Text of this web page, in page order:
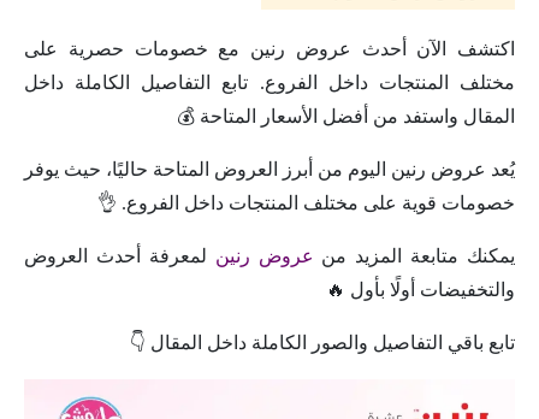
اكتشف الآن أحدث عروض رنين مع خصومات حصرية على
مختلف المنتجات داخل الفروع. تابع التفاصيل الكاملة داخل
المقال واستفد من أفضل الأسعار المتاحة 💰
يُعد عروض رنين اليوم من أبرز العروض المتاحة حاليًا، حيث يوفر
خصومات قوية على مختلف المنتجات داخل الفروع. 👌
يمكنك متابعة المزيد من عروض رنين لمعرفة أحدث العروض
والتخفيضات أولًا بأول 🔥
تابع باقي التفاصيل والصور الكاملة داخل المقال 👇